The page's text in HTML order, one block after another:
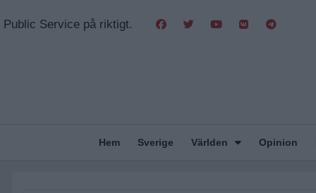
Public Service på riktigt.
Hem Sverige Världen Opinion